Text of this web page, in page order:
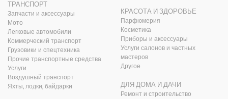
ТРАНСПОРТ
Запчасти и аксессуары
Мото
Легковые автомобили
Коммерческий транспорт
Грузовики и спецтехника
Прочие транспортные средства
Услуги
Воздушный транспорт
Яхты, лодки, байдарки
КРАСОТА И ЗДОРОВЬЕ
Парфюмерия
Косметика
Приборы и аксессуары
Услуги салонов и частных
мастеров
Другое
ДЛЯ ДОМА И ДАЧИ
Ремонт и строительство